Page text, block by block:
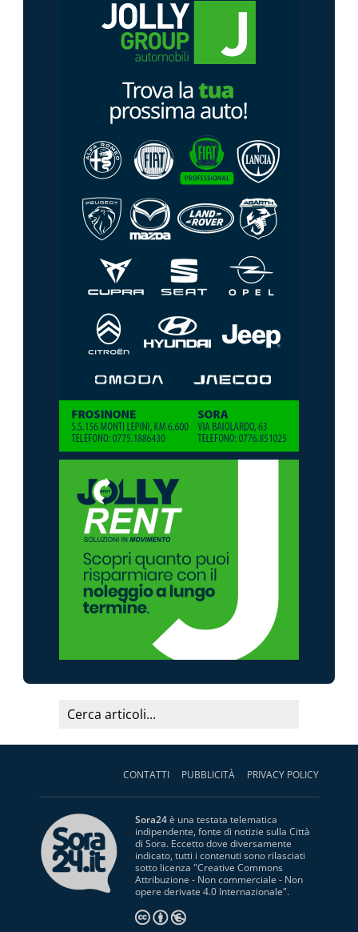
CONTATTI PUBBLICITÀ PRIVACY POLICY
Sora24è una testata telematica
indipendente, fonte di notizie sulla Città
di Sora. Eccetto dove diversamente
indicato, tutti i contenuti sono rilasciati
sotto licenza "Creative Commons
Attribuzione - Non commerciale - Non
opere derivate 4.0 Internazionale".